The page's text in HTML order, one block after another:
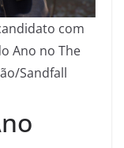
com
Ano no The
Sandfall